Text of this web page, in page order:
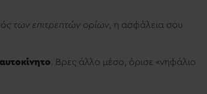
των επιτρεπτών ορίων, η ασφάλεια σου
. Βρες άλλο μέσο, όρισε «νηφάλιο